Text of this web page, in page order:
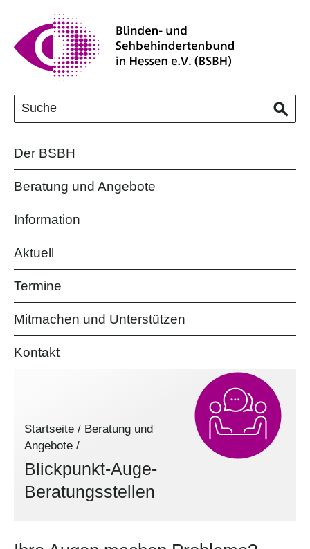
Der BSBH
Beratung und Angebote
Information
Aktuell
Termine
Mitmachen und Unterstützen
Kontakt
Startseite / Beratung und
Angebote /
Blickpunkt-Auge-
Beratungsstellen